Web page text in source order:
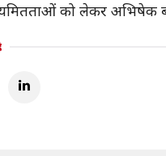
को लेकर अभिषेक